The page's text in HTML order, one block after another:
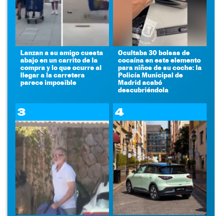
Lanzan a su amigo cuesta
abajo en un carrito de la
compra y lo que ocurre al
llegar a la carretera
parece imposible
Ocultaba 30 bolsas de
cocaína en este elemento
para niños de su coche: la
Policía Municipal de
Madrid acabó
descubriéndola
3 4